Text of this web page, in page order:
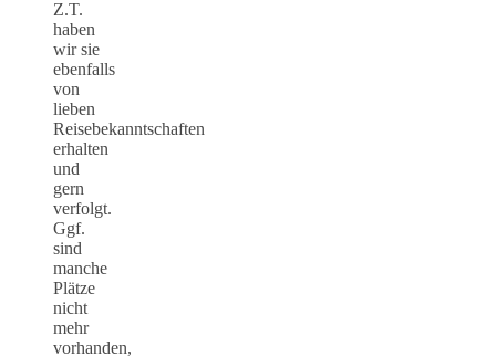
Z.T.
haben
wir sie
ebenfalls
von
lieben
Reisebekanntschaften
erhalten
und
gern
verfolgt.
Ggf.
sind
manche
Plätze
nicht
mehr
vorhanden,